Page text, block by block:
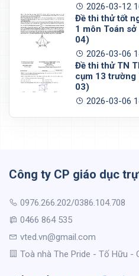
2026-03-12
Đề thi thử tốt
1 môn Toán
04)
2026-03-06
Đề thi thử TN
cụm 13 trường
03)
2026-03-06
Công ty CP giáo dục
0976.266.202/0386.104.708
0466 864 535
vted.vn@gmail.com
Toà nhà The Pride - Tố Hữu -